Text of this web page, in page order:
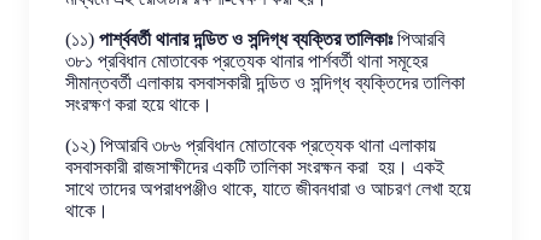
(১১) পার্শ্ববর্তী থানার দন্ডিত ও সন্দিগ্ধ ব্যক্তির তালিকাঃপিআরবি
৩৮১ প্রবিধান মোতাবেক প্রত্যেক থানার পার্শবর্তী থানা সমূহের
সীমান্তবর্তী এলাকায় বসবাসকারী দন্ডিত ও সন্দিগ্ধ ব্যক্তিদের তালিকা
সংরক্ষণ করা হয়ে থাকে।
(১২) পিআরবি ৩৮৬ প্রবিধান মোতাবেক প্রত্যেক থানা এলাকায়
বসবাসকারী রাজসাক্ষীদের একটি তালিকা সংরক্ষন করা হয়। একই
সাথে তাদের অপরাধপঞ্জীও থাকে, যাতে জীবনধারা ও আচরণ লেখা হয়ে
থাকে।